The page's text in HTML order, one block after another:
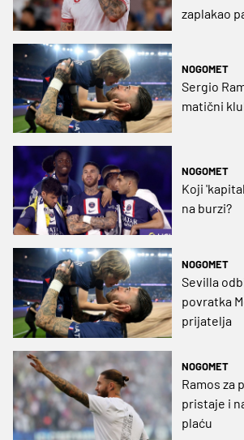
zaplakao
NOGOMET
Sergio
matični
NOGOMET
Koji
na burzi?
NOGOMET
Sevilla
povratka
prijatelja
NOGOMET
Ramos za
pristaje i
plaću